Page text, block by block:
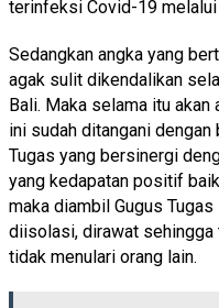
terinfeksi Covid-19 melalui
Sedangkan angka yang
agak sulit dikendalikan
Bali. Maka selama itu
ini sudah ditangani
Tugas yang bersinergi
yang kedapatan positif
maka diambil Gugus
diisolasi, dirawat
tidak menulari orang lain.